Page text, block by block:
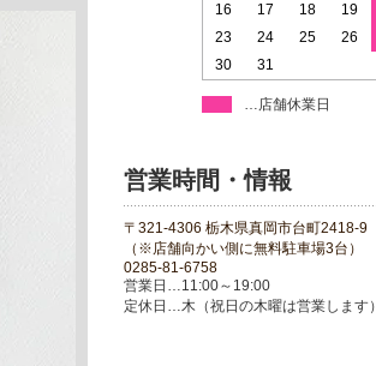
16
17 18 19
23
24 25 26
30
31
…店舗休業日
営業時間・情報
〒321-4306 栃木県真岡市台町2418-9
（※店舗向かい側に無料駐車場3台）
0285-81-6758
営業日…11:00～19:00
定休日…木（祝日の木曜は営業します）